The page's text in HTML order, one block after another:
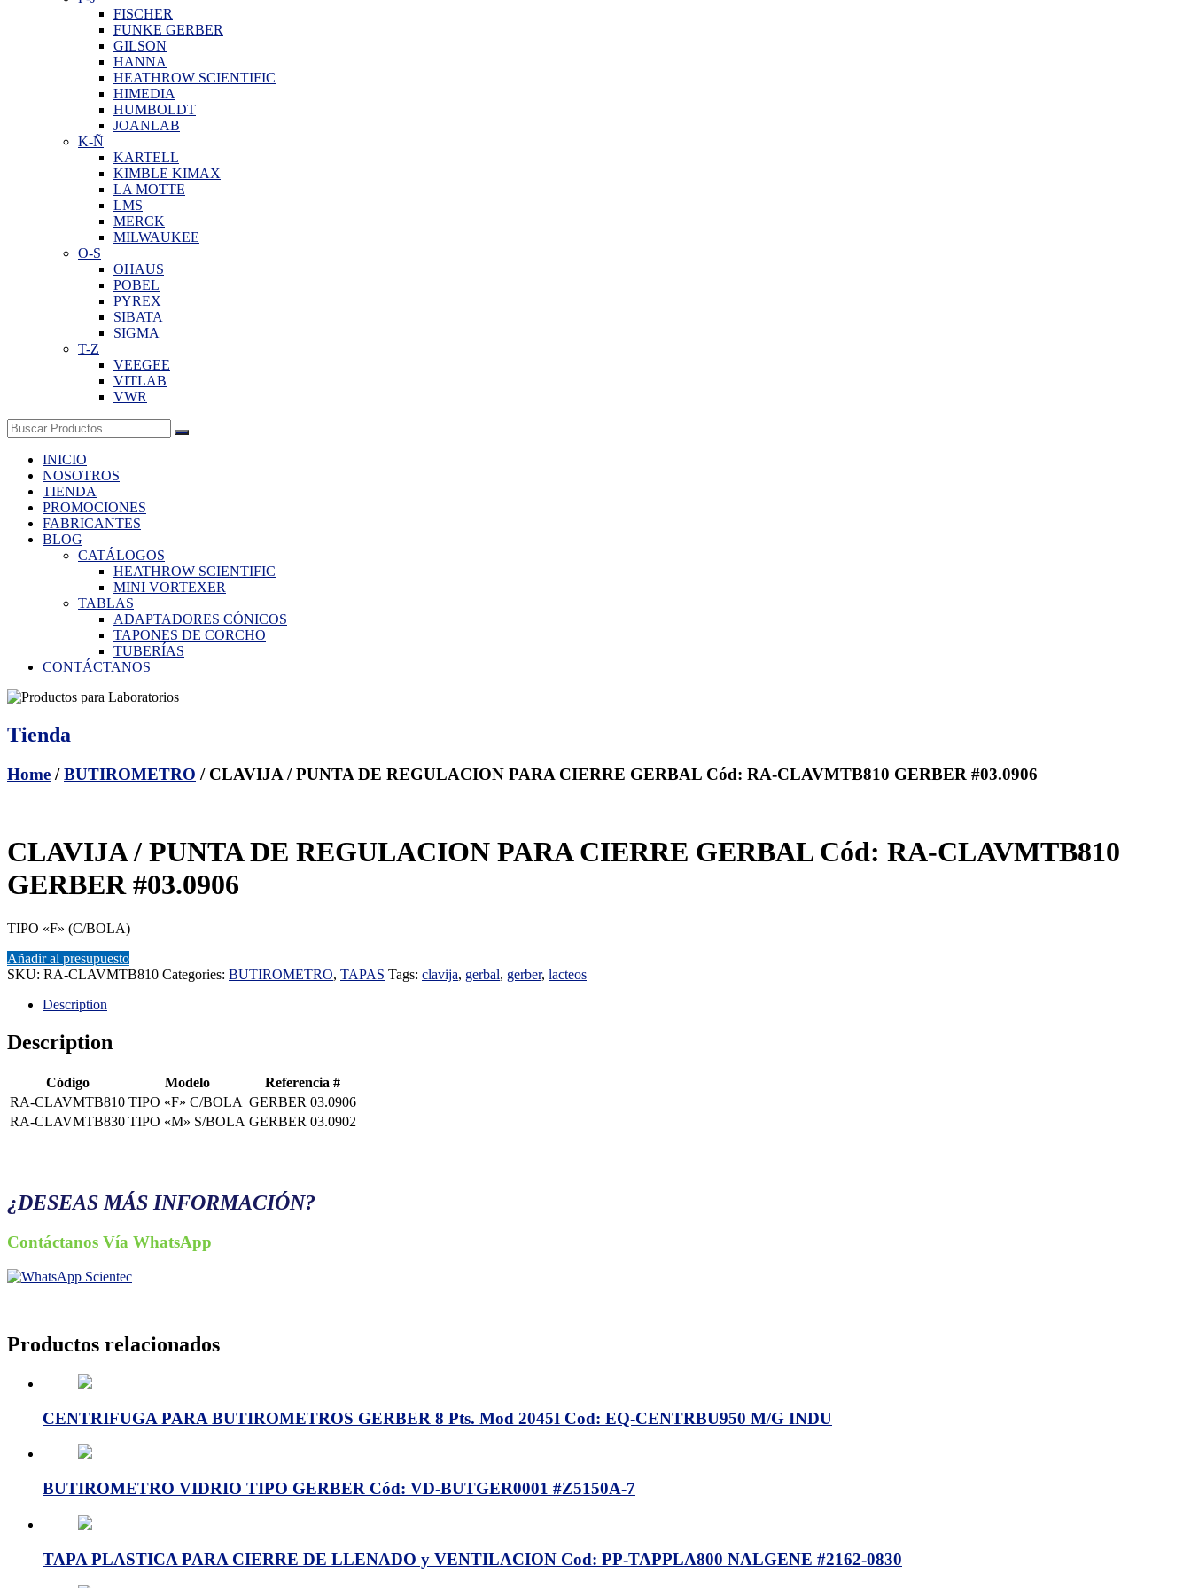
FISCHER
FUNKE GERBER
GILSON
HANNA
HEATHROW SCIENTIFIC
HIMEDIA
HUMBOLDT
JOANLAB
K-Ñ
KARTELL
KIMBLE KIMAX
LA MOTTE
LMS
MERCK
MILWAUKEE
O-S
OHAUS
POBEL
PYREX
SIBATA
SIGMA
T-Z
VEEGEE
VITLAB
VWR
Buscar:
INICIO
NOSOTROS
TIENDA
PROMOCIONES
FABRICANTES
BLOG
CATÁLOGOS
HEATHROW SCIENTIFIC
MINI VORTEXER
TABLAS
ADAPTADORES CÓNICOS
TAPONES DE CORCHO
TUBERÍAS
CONTÁCTANOS
Tienda
Home /BUTIROMETRO / CLAVIJA / PUNTA DE REGULACION PARA CIERRE GERBAL Cód: RA-CLAVMTB810 GERBER #03.0906
CLAVIJA / PUNTA DE REGULACION PARA CIERRE GERBAL Cód: RA-CLAVMTB810
GERBER #03.0906
TIPO «F» (C/BOLA)
Añadir al presupuesto
SKU: RA-CLAVMTB810 Categories: BUTIROMETRO, TAPAS Tags: clavija, gerbal, gerber, lacteos
Description
Description
Código Modelo
Referencia #
RA-CLAVMTB810 TIPO «F» C/BOLA GERBER 03.0906
RA-CLAVMTB830 TIPO «M» S/BOLA GERBER 03.0902
¿DESEAS MÁS INFORMACIÓN?
Contáctanos Vía WhatsApp
Productos relacionados
CENTRIFUGA PARA BUTIROMETROS GERBER 8 Pts. Mod 2045I Cod: EQ-CENTRBU950 M/G INDU
BUTIROMETRO VIDRIO TIPO GERBER Cód: VD-BUTGER0001 #Z5150A-7
TAPA PLASTICA PARA CIERRE DE LLENADO y VENTILACION Cod: PP-TAPPLA800 NALGENE #2162-0830